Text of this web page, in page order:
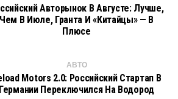
Авторынок В Августе: Лучше,
Чем В Июле, Гранта И «китайцы» — В
Плюсе
АВТО
Motors 2.0: Российский Стартап В
Германии Переключился На Водород